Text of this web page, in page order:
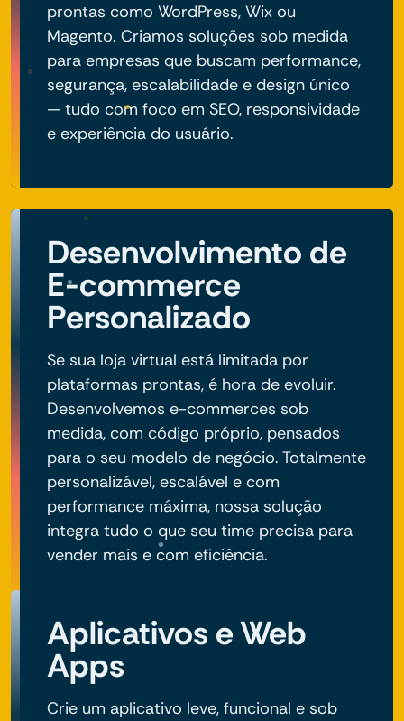
prontas como WordPress, Wix ou
Magento. Criamos soluções sob medida
para empresas que buscam performance,
segurança, escalabilidade e design único
— tudo com foco em SEO, responsividade
e experiência do usuário.
Desenvolvimento de
E-commerce
Personalizado
Se sua loja virtual está limitada por
plataformas prontas, é hora de evoluir.
Desenvolvemos e-commerces sob
medida, com código próprio, pensados
para o seu modelo de negócio. Totalmente
personalizável, escalável e com
performance máxima, nossa solução
integra tudo o que seu time precisa para
vender mais e com eficiência.
Aplicativos e Web
Apps
Crie um aplicativo leve, funcional e sob